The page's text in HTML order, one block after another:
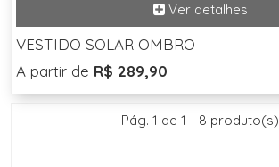
VESTIDO SOLAR OMBRO
A partir de R$ 289,90
Pág. 1 de 1 - 8 produto(s)